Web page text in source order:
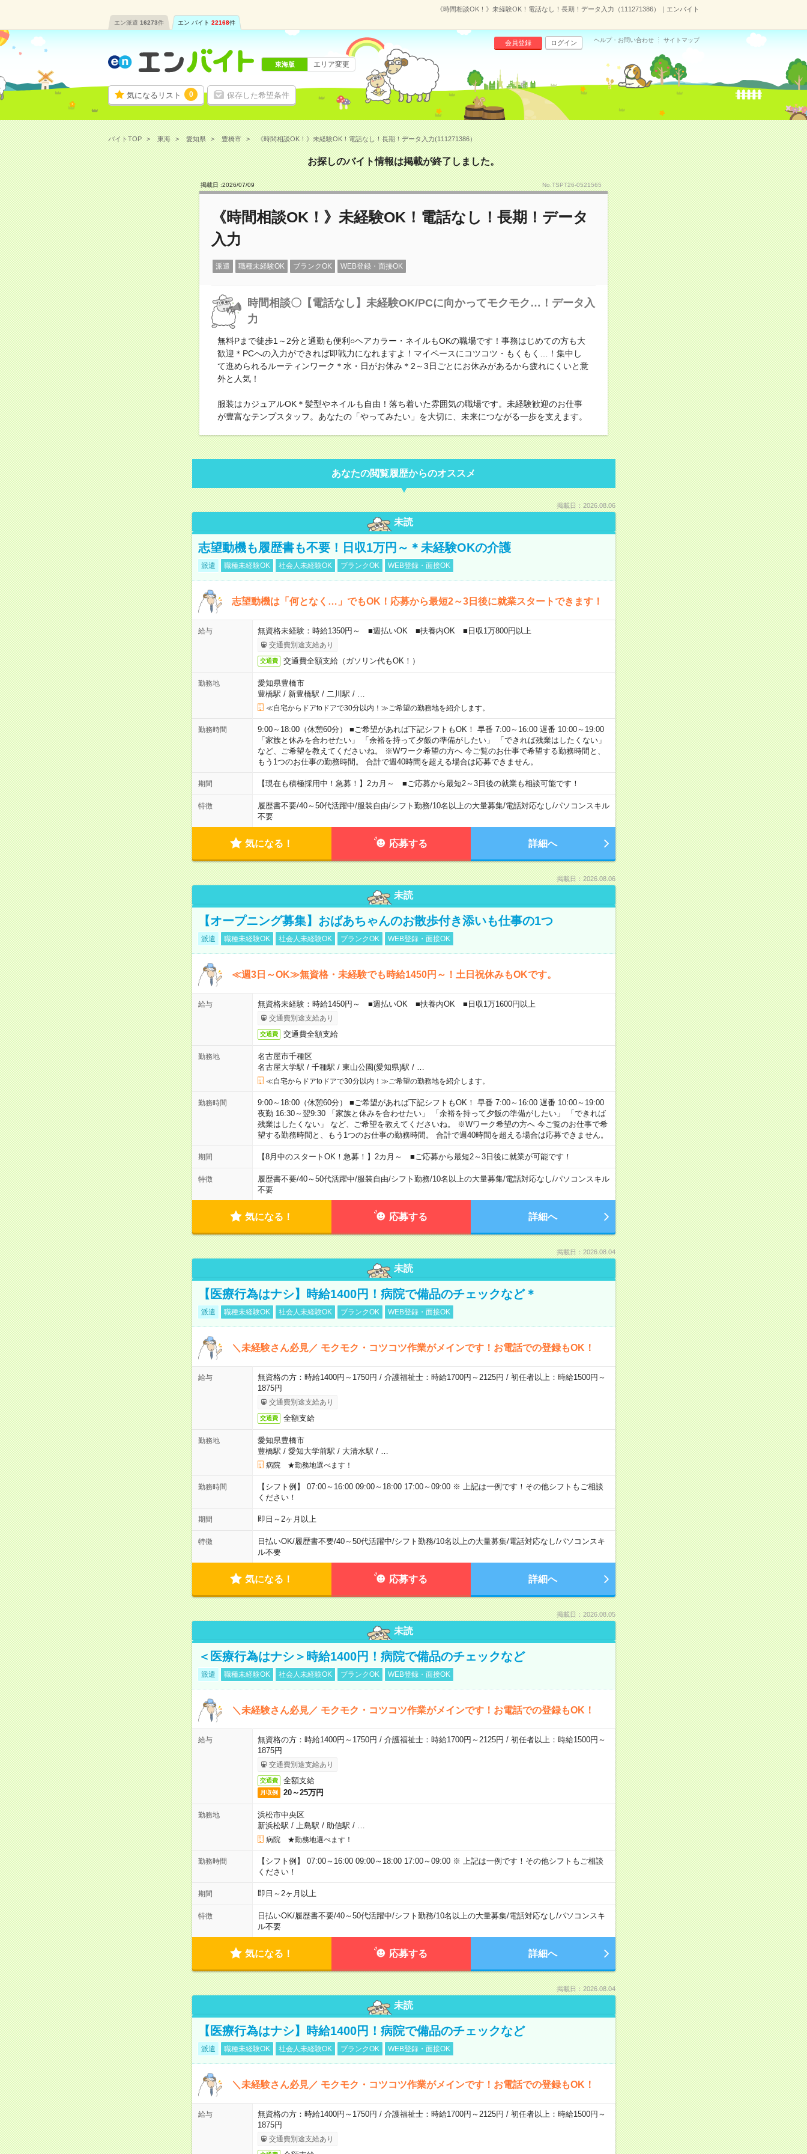
《時間相談OK！》未経験OK！電話なし！長期！データ入力（111271386）｜エンバイト
エン派遣 16273件 エン バイト 22168件
気になるリスト 0 保存した希望条件
会員登録 ログイン ヘルプ・お問い合わせ サイトマップ
東海版 エリア変更
バイトTOP 東海 愛知県 豊橋市 《時間相談OK！》未経験OK！電話なし！長期！データ入力(111271386）
お探しのバイト情報は掲載が終了しました。
掲載日 :2026/07/09 No.TSPT26-0521565
《時間相談OK！》未経験OK！電話なし！長期！データ
入力
派遣 職種未経験OK ブランクOK WEB登録・面接OK
時間相談〇【電話なし】未経験OK/PCに向かってモクモク…！データ入
力
無料Pまで徒歩1～2分と通勤も便利○ヘアカラー・ネイルもOKの職場です！事務はじめての方も大
歓迎＊PCへの入力ができれば即戦力になれますよ！マイペースにコツコツ・もくもく…！集中し
て進められるルーティンワーク＊水・日がお休み＊2～3日ごとにお休みがあるから疲れにくいと意
外と人気！
服装はカジュアルOK＊髪型やネイルも自由！落ち着いた雰囲気の職場です。未経験歓迎のお仕事
が豊富なテンプスタッフ。あなたの「やってみたい」を大切に、未来につながる一歩を支えます。
あなたの閲覧履歴からのオススメ
掲載日：2026.08.06
未読
志望動機も履歴書も不要！日収1万円～＊未経験OKの介護
派遣 職種未経験OK 社会人未経験OK ブランクOK WEB登録・面接OK
志望動機は「何となく…」でもOK！応募から最短2～3日後に就業スタートできます！
給与 無資格未経験：時給1350円～ ■週払いOK ■扶養内OK ■日収1万800円以上
交通費別途支給あり
交通費 交通費全額支給（ガソリン代もOK！）
勤務地
愛知県豊橋市
豊橋駅 / 新豊橋駅 / 二川駅 /
≪自宅からドアtoドアで30分以内！≫ご希望の勤務地を紹介します。
勤務時間
9:00～18:00（休憩60分） ■ご希望があれば下記シフトもOK！ 早番 7:00～16:00 遅番 10:00～19:00
「家族と休みを合わせたい」 「余裕を持って夕飯の準備がしたい」 「できれば残業はしたくない」
など、ご希望を教えてくださいね。 ※Wワーク希望の方へ 今ご覧のお仕事で希望する勤務時間と、
もう1つのお仕事の勤務時間。 合計で週40時間を超える場合は応募できません。
期間 【現在も積極採用中！急募！】2カ月～ ■ご応募から最短2～3日後の就業も相談可能です！
特徴 履歴書不要/40～50代活躍中/服装自由/シフト勤務/10名以上の大量募集/電話対応なし/パソコンスキル
不要
気になる！ 応募する 詳細へ
掲載日：2026.08.06
未読
【オープニング募集】おばあちゃんのお散歩付き添いも仕事の1つ
派遣 職種未経験OK 社会人未経験OK ブランクOK WEB登録・面接OK
≪週3日～OK≫無資格・未経験でも時給1450円～！土日祝休みもOKです。
給与 無資格未経験：時給1450円～ ■週払いOK ■扶養内OK ■日収1万1600円以上
交通費別途支給あり
交通費 交通費全額支給
勤務地
名古屋市千種区
名古屋大学駅 / 千種駅 / 東山公園(愛知県)駅 /
≪自宅からドアtoドアで30分以内！≫ご希望の勤務地を紹介します。
勤務時間
9:00～18:00（休憩60分） ■ご希望があれば下記シフトもOK！ 早番 7:00～16:00 遅番 10:00～19:00
夜勤 16:30～翌9:30 「家族と休みを合わせたい」 「余裕を持って夕飯の準備がしたい」 「できれば
残業はしたくない」 など、ご希望を教えてくださいね。 ※Wワーク希望の方へ 今ご覧のお仕事で希
望する勤務時間と、もう1つのお仕事の勤務時間。 合計で週40時間を超える場合は応募できません。
期間 【8月中のスタートOK！急募！】2カ月～ ■ご応募から最短2～3日後に就業が可能です！
特徴 履歴書不要/40～50代活躍中/服装自由/シフト勤務/10名以上の大量募集/電話対応なし/パソコンスキル
不要
気になる！ 応募する 詳細へ
掲載日：2026.08.04
未読
【医療行為はナシ】時給1400円！病院で備品のチェックなど＊
派遣 職種未経験OK 社会人未経験OK ブランクOK WEB登録・面接OK
＼未経験さん必見／ モクモク・コツコツ作業がメインです！お電話での登録もOK！
給与
無資格の方：時給1400円～1750円 / 介護福祉士：時給1700円～2125円 / 初任者以上：時給1500円～
1875円
交通費別途支給あり
交通費 全額支給
勤務地
愛知県豊橋市
豊橋駅 / 愛知大学前駅 / 大清水駅 /
病院 ★勤務地選べます！
勤務時間
【シフト例】 07:00～16:00 09:00～18:00 17:00～09:00 ※ 上記は一例です！その他シフトもご相談
ください！
期間 即日～2ヶ月以上
特徴 日払いOK/履歴書不要/40～50代活躍中/シフト勤務/10名以上の大量募集/電話対応なし/パソコンスキ
ル不要
気になる！ 応募する 詳細へ
掲載日：2026.08.05
未読
＜医療行為はナシ＞時給1400円！病院で備品のチェックなど
派遣 職種未経験OK 社会人未経験OK ブランクOK WEB登録・面接OK
＼未経験さん必見／ モクモク・コツコツ作業がメインです！お電話での登録もOK！
給与
無資格の方：時給1400円～1750円 / 介護福祉士：時給1700円～2125円 / 初任者以上：時給1500円～
1875円
交通費別途支給あり
交通費 全額支給
月収例 20～25万円
勤務地
浜松市中央区
新浜松駅 / 上島駅 / 助信駅 /
病院 ★勤務地選べます！
勤務時間
【シフト例】 07:00～16:00 09:00～18:00 17:00～09:00 ※ 上記は一例です！その他シフトもご相談
ください！
期間 即日～2ヶ月以上
特徴 日払いOK/履歴書不要/40～50代活躍中/シフト勤務/10名以上の大量募集/電話対応なし/パソコンスキ
ル不要
気になる！ 応募する 詳細へ
掲載日：2026.08.04
未読
【医療行為はナシ】時給1400円！病院で備品のチェックなど
派遣 職種未経験OK 社会人未経験OK ブランクOK WEB登録・面接OK
＼未経験さん必見／ モクモク・コツコツ作業がメインです！お電話での登録もOK！
給与
無資格の方：時給1400円～1750円 / 介護福祉士：時給1700円～2125円 / 初任者以上：時給1500円～
1875円
交通費別途支給あり